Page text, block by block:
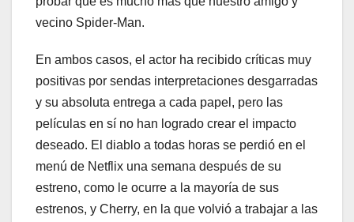
vecino Spider-Man.
En ambos casos, el actor ha recibido críticas muy
positivas por sendas interpretaciones desgarradas
y su absoluta entrega a cada papel, pero las
películas en sí no han logrado crear el impacto
deseado. El diablo a todas horas se perdió en el
menú de Netflix una semana después de su
estreno, como le ocurre a la mayoría de sus
estrenos, y Cherry, en la que volvió a trabajar a las